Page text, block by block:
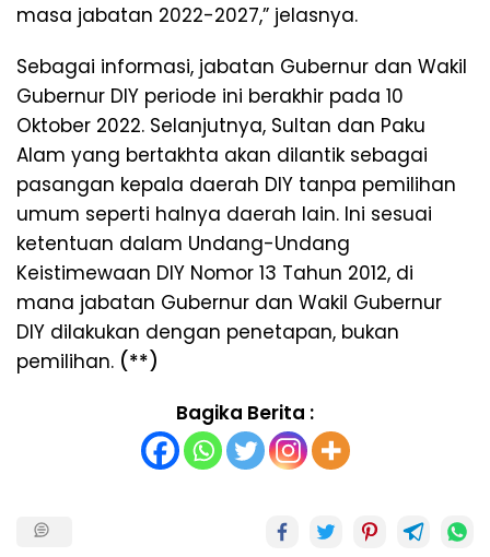
masa jabatan 2022-2027,” jelasnya.
Sebagai informasi, jabatan Gubernur dan Wakil
Gubernur DIY periode ini berakhir pada 10
Oktober 2022. Selanjutnya, Sultan dan Paku
Alam yang bertakhta akan dilantik sebagai
pasangan kepala daerah DIY tanpa pemilihan
umum seperti halnya daerah lain. Ini sesuai
ketentuan dalam Undang-Undang
Keistimewaan DIY Nomor 13 Tahun 2012, di
mana jabatan Gubernur dan Wakil Gubernur
DIY dilakukan dengan penetapan, bukan
pemilihan. (**)
Bagika Berita :